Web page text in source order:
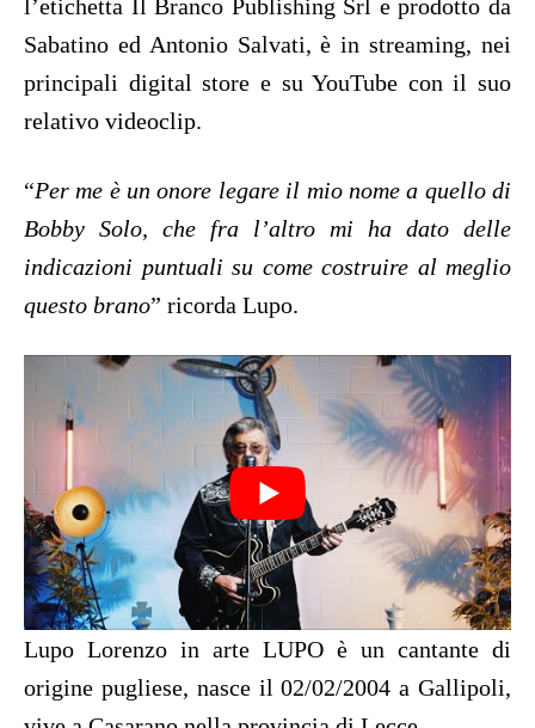
l’etichetta Il Branco Publishing Srl e prodotto da
Sabatino ed Antonio Salvati, è in streaming, nei
principali digital store e su YouTube con il suo
relativo videoclip.
“Per me è un onore legare il mio nome a quello di
Bobby Solo, che fra l’altro mi ha dato delle
indicazioni puntuali su come costruire al meglio
questo brano” ricorda Lupo.
Lupo Lorenzo in arte LUPO è un cantante di
origine pugliese, nasce il 02/02/2004 a Gallipoli,